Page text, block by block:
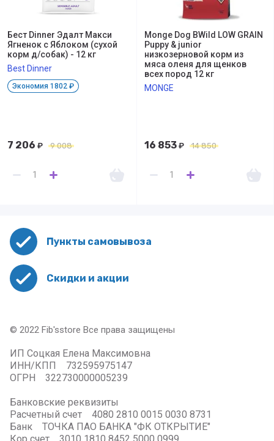
Бест Dinner Эдалт Макси
Ягненок с Яблоком (сухой
корм д/собак) - 12 кг
Best Dinner
Экономия 1802 ₽
7 206 ₽ 9 008
Monge Dog BWild LOW GRAIN
Puppy & junior
низкозерновой корм из
мяса оленя для щенков
всех пород 12 кг
MONGE
16 853 ₽ 14 850
Пункты самовывоза
Скидки и акции
© 2022 Fib'sstore Все права защищены
ИП Соцкая Елена Максимовна
ИНН/КПП 732595975147
ОГРН 322730000005239
Банковские реквизиты
Расчетный счет 4080 2810 0015 0030 8731
Банк ТОЧКА ПАО БАНКА "ФК ОТКРЫТИЕ"